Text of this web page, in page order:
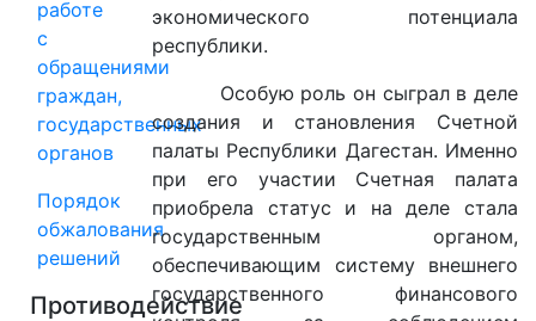
работе
с
обращениями
граждан,
государственных
органов
Порядок
обжалования
решений
Противодействие
экономического потенциала
республики.
Особую роль он сыграл в деле
создания и становления Счетной
палаты Республики Дагестан. Именно
при его участии Счетная палата
приобрела статус и на деле стала
государственным органом,
обеспечивающим систему внешнего
государственного финансового